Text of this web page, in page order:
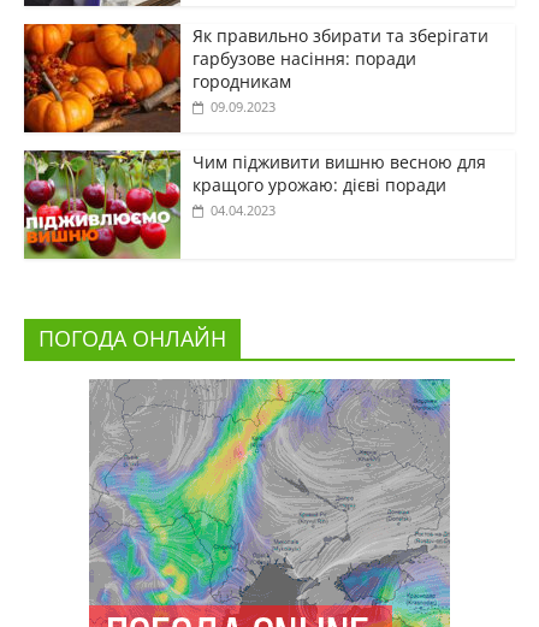
Як правильно збирати та зберігати
гарбузове насіння: поради
городникам
09.09.2023
Чим підживити вишню весною для
кращого урожаю: дієві поради
04.04.2023
ПОГОДА ОНЛАЙН